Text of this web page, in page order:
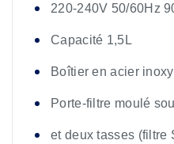
220-240V 50/60Hz
Capacité 1,5L
Boîtier en acier
Porte-filtre moulé
et deux tasses (filtre